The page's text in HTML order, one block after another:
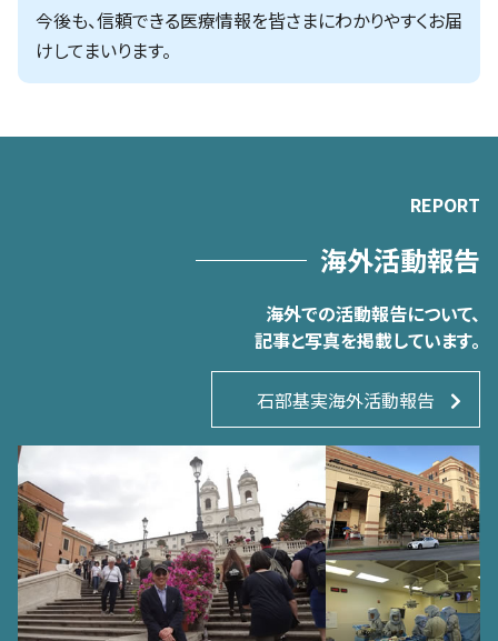
今後も、信頼できる医療情報を皆さまにわかりやすくお届
けしてまいります。
REPORT
海外活動報告
海外での活動報告について、
記事と写真を掲載しています。
石部基実海外活動報告